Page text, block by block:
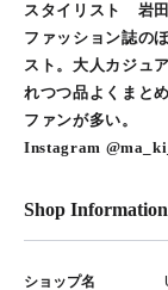
スタイリスト 岩
ファッション誌の
スト。大人カジュ
れつつ品よくまと
ファンが多い。
Instagram
Shop Information
ショップ名